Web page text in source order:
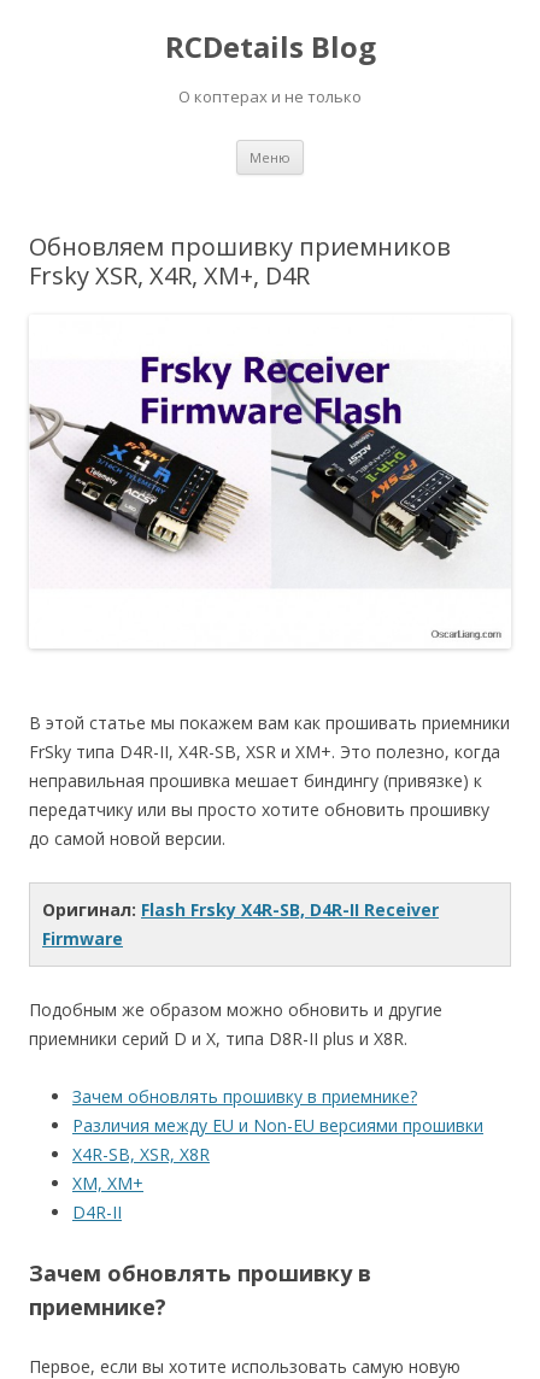
RCDetails Blog
О коптерах и не только
Меню
Обновляем прошивку приемников
Frsky XSR, X4R, XM+, D4R
В этой статье мы покажем вам как прошивать приемники
FrSky типа D4R-II, X4R-SB, XSR и XM+. Это полезно, когда
неправильная прошивка мешает биндингу (привязке) к
передатчику или вы просто хотите обновить прошивку
до самой новой версии.
Оригинал: Flash Frsky X4R-SB, D4R-II Receiver
Firmware
Подобным же образом можно обновить и другие
приемники серий D и X, типа D8R-II plus и X8R.
Зачем обновлять прошивку в приемнике?
Различия между EU и Non-EU версиями прошивки
X4R-SB, XSR, X8R
XM, XM+
D4R-II
Зачем обновлять прошивку в
приемнике?
Первое, если вы хотите использовать самую новую